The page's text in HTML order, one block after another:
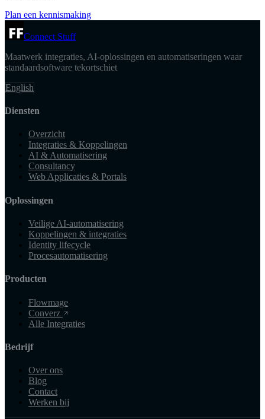
Plan een kennismaking
Connect Stuff
Maatwerk integraties, AI-oplossingen en automatiseringen waar
standaardsoftware tekortschiet
English
Diensten
Overzicht
Integraties & Koppelingen
AI & Automatisering
Consultancy
Web Applicaties & Portals
Oplossingen
Veilige AI-automatisering
Koppelingen & integraties
Identity lifecycle
Procesautomatisering
Producten
Flowmage
Converz
Alle Integraties
Bedrijf
Over ons
Blog
Contact
Werken bij